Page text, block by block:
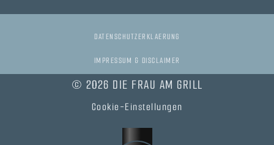
DATENSCHUTZERKLAERUNG
IMPRESSUM & DISCLAIMER
© 2026 DIE FRAU AM GRILL
Cookie-Einstellungen